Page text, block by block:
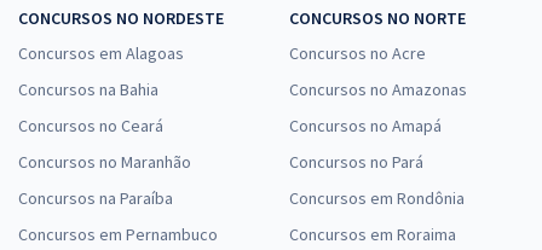
CONCURSOS NO NORDESTE
Concursos em Alagoas
Concursos na Bahia
Concursos no Ceará
Concursos no Maranhão
Concursos na Paraíba
Concursos em Pernambuco
CONCURSOS NO NORTE
Concursos no Acre
Concursos no Amazonas
Concursos no Amapá
Concursos no Pará
Concursos em Rondônia
Concursos em Roraima